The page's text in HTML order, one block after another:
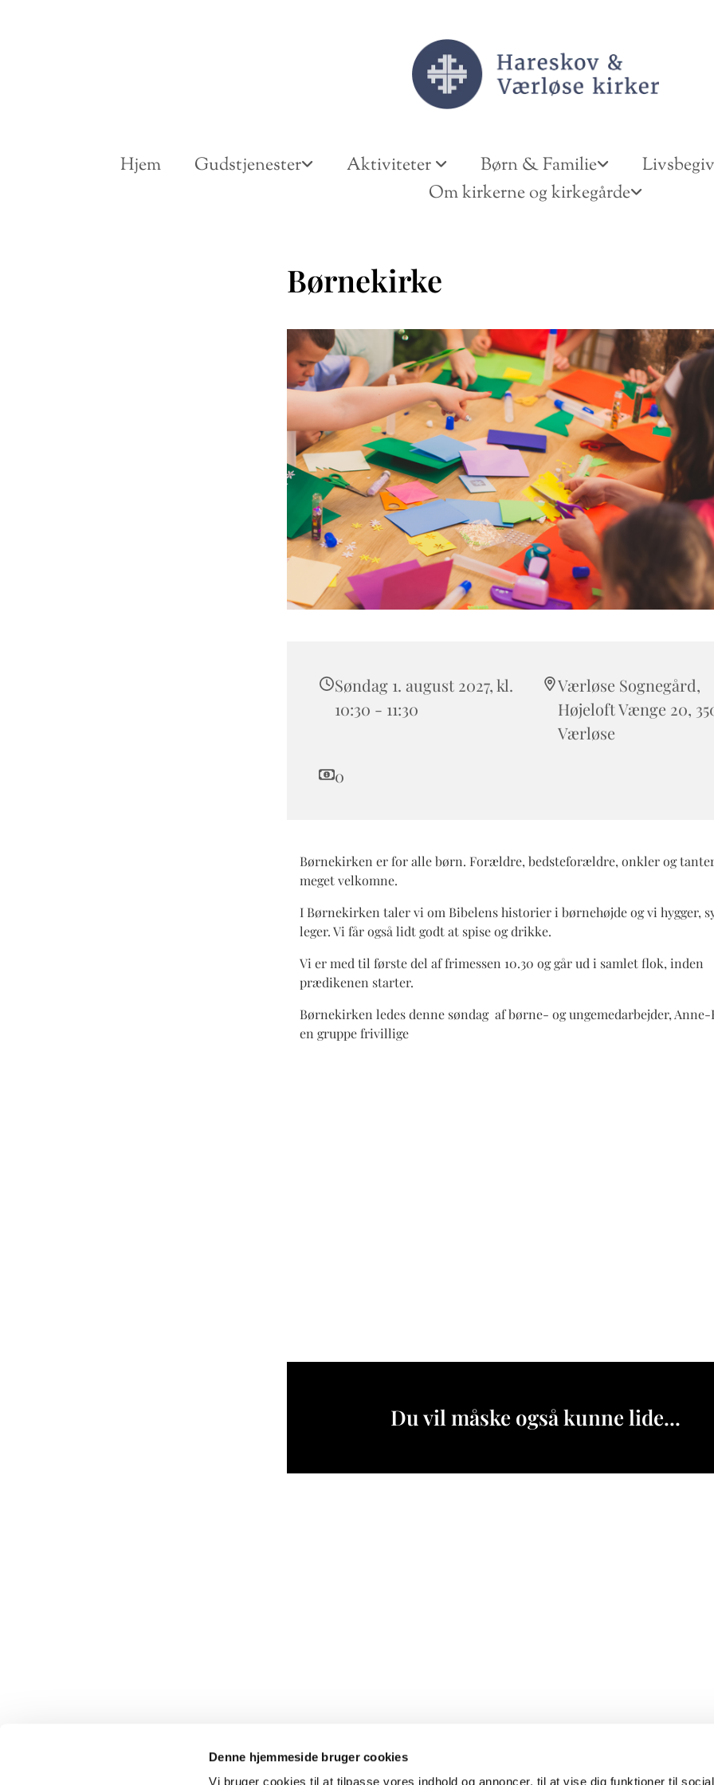
Denne hjemmeside bruger cookies
Vi bruger cookies til at tilpasse vores indhold og annoncer, til at vise dig funktioner til
Hjem Gudstjenester Aktiviteter Børn & Familie
Om kirkerne og kirkegårde
Børnekirke
Søndag 1. august 2027, kl.
10:30 - 11:30
Værløse Sognegård,
Højeloft Vænge 20,
Værløse
0
Børnekirken er for alle børn. Forældre, bedsteforældre, onkler og
meget velkomne.
I Børnekirken taler vi om Bibelens historier i børnehøjde og vi hygger,
leger. Vi får også lidt godt at spise og drikke.
Vi er med til første del af frimessen 10.30 og går ud i samlet flok, inden
prædikenen starter.
Børnekirken ledes denne søndag af børne- og ungemedarbejder,
en gruppe frivillige
Du vil måske også kunne lide...